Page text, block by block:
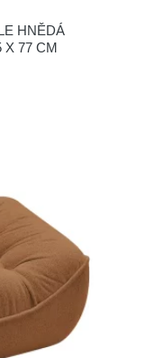
HNĚDÁ
X 77 CM